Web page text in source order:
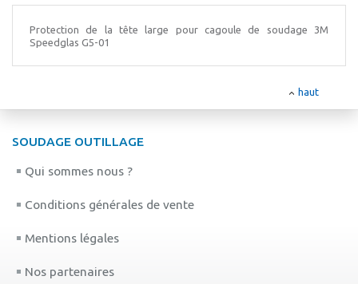
Protection de la tête large pour cagoule de soudage 3M
Speedglas G5-01
haut
SOUDAGE OUTILLAGE
Qui sommes nous ?
Conditions générales de vente
Mentions légales
Nos partenaires